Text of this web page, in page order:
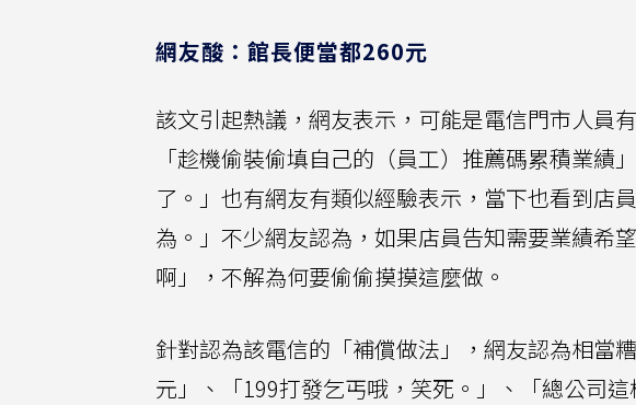
網友酸：館長便當都260元
該文引起熱議，網友表示，可能是電信門市人員
「趁機偷裝偷填自己的（員工）推薦碼累積業
了。」也有網友有類似經驗表示，當下也看到店
為。」不少網友認為，如果店員告知需要業績希
啊」，不解為何要偷偷摸摸這麼做。
針對認為該電信的「補償做法」，網友認為相當
元」、「199打發乞丐哦，笑死。」、「總公司